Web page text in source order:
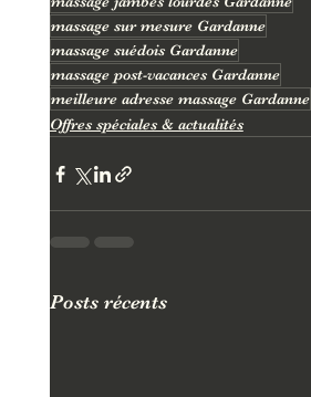
massage sur mesure Gardanne
massage suédois Gardanne
massage post-vacances Gardanne
meilleure adresse massage Gardanne
Offres spéciales & actualités
Posts récents